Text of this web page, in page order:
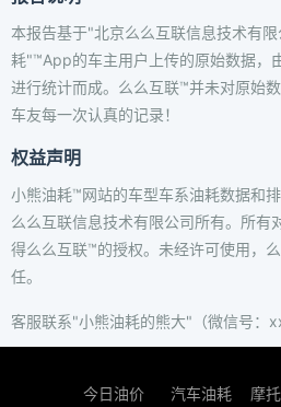
本报告基于"北京么么互联信息技术有
耗"™App的车主用户上传的原始数据，
进行统计而成。么么互联™并未对原始
车友每一次认真的记录！
权益声明
小熊油耗™网站的车型车系油耗数据和
么么互联信息技术有限公司所有。所有
得么么互联™的授权。未经许可使用，
任。
客服联系"小熊油耗的熊大"（微信号：
今日油价 汽车油耗 摩